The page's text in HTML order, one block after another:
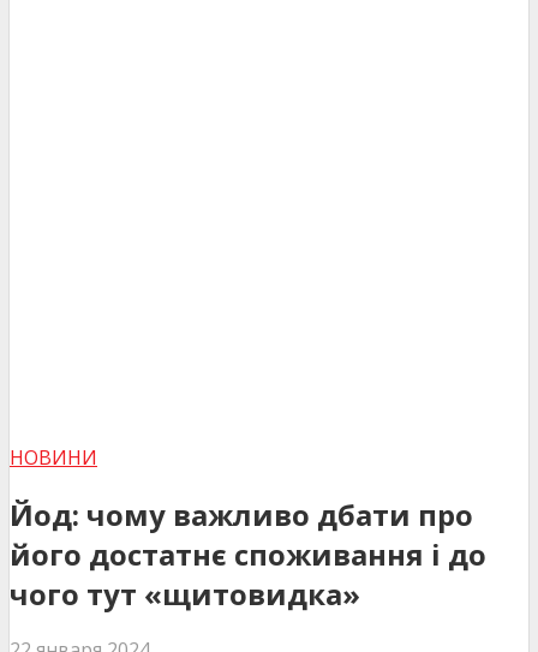
НОВИНИ
Йод: чому важливо дбати про
його достатнє споживання і до
чого тут «щитовидка»